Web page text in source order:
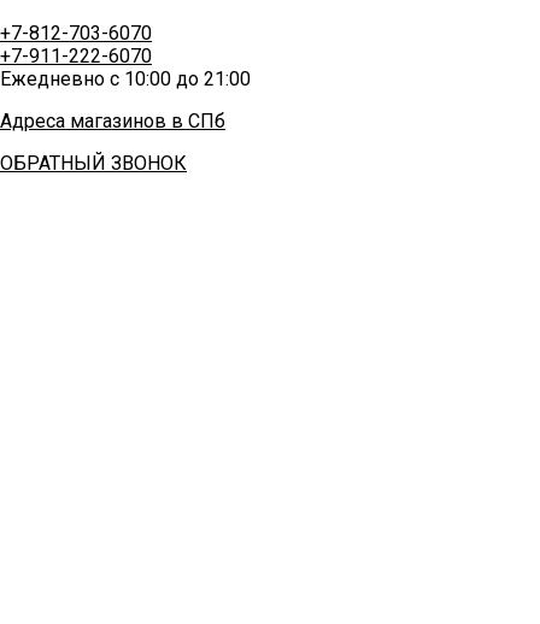
+7-812-703-6070
+7-911-222-6070
Ежедневно с 10:00 до 21:00
Адреса магазинов в СПб
ОБРАТНЫЙ ЗВОНОК